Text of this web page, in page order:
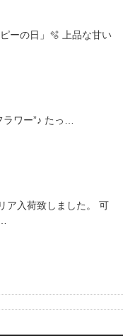
ーの日」🫧 上品な甘い
ワー”♪ たっ…
ア入荷致しました。 可